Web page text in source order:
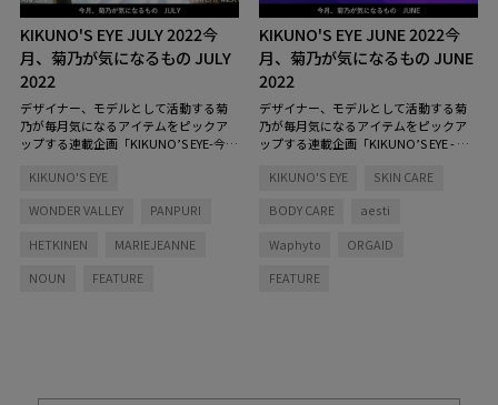
KIKUNO'S EYE JULY 2022今
月、菊乃が気になるもの JULY
2022
デザイナー、モデルとして活動する菊
乃が毎月気になるアイテムをピックア
ップする連載企画「KIKUNO’S EYE-今
キンケアアイテムを中心に、悪天候の
物、リピートしているブランドの新製
ンケアアイテムが多めなので、一緒に
していこうかなと思っています」
KIKUNO'S EYE
WONDER VALLEY PANPURI
HETKINEN MARIEJEANNE
NOUN FEATURE
KIKUNO'S EYE JUNE 2022今
月、菊乃が気になるもの JUNE
2022
デザイナー、モデルとして活動する菊
乃が毎月気になるアイテムをピックア
ップする連載企画「KIKUNO’S EYE - 今
今月は、毛穴ケアのアイテムをご紹介
て毛穴の開きがすごく気になってきて
イテムをたくさん試してきたので、ぜ
す」
KIKUNO'S EYE SKIN CARE
BODY CARE aesti
Waphyto ORGAID
FEATURE